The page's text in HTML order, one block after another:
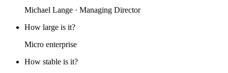
Michael Lange · Managing Director
How large is it?
Micro enterprise
How stable is it?